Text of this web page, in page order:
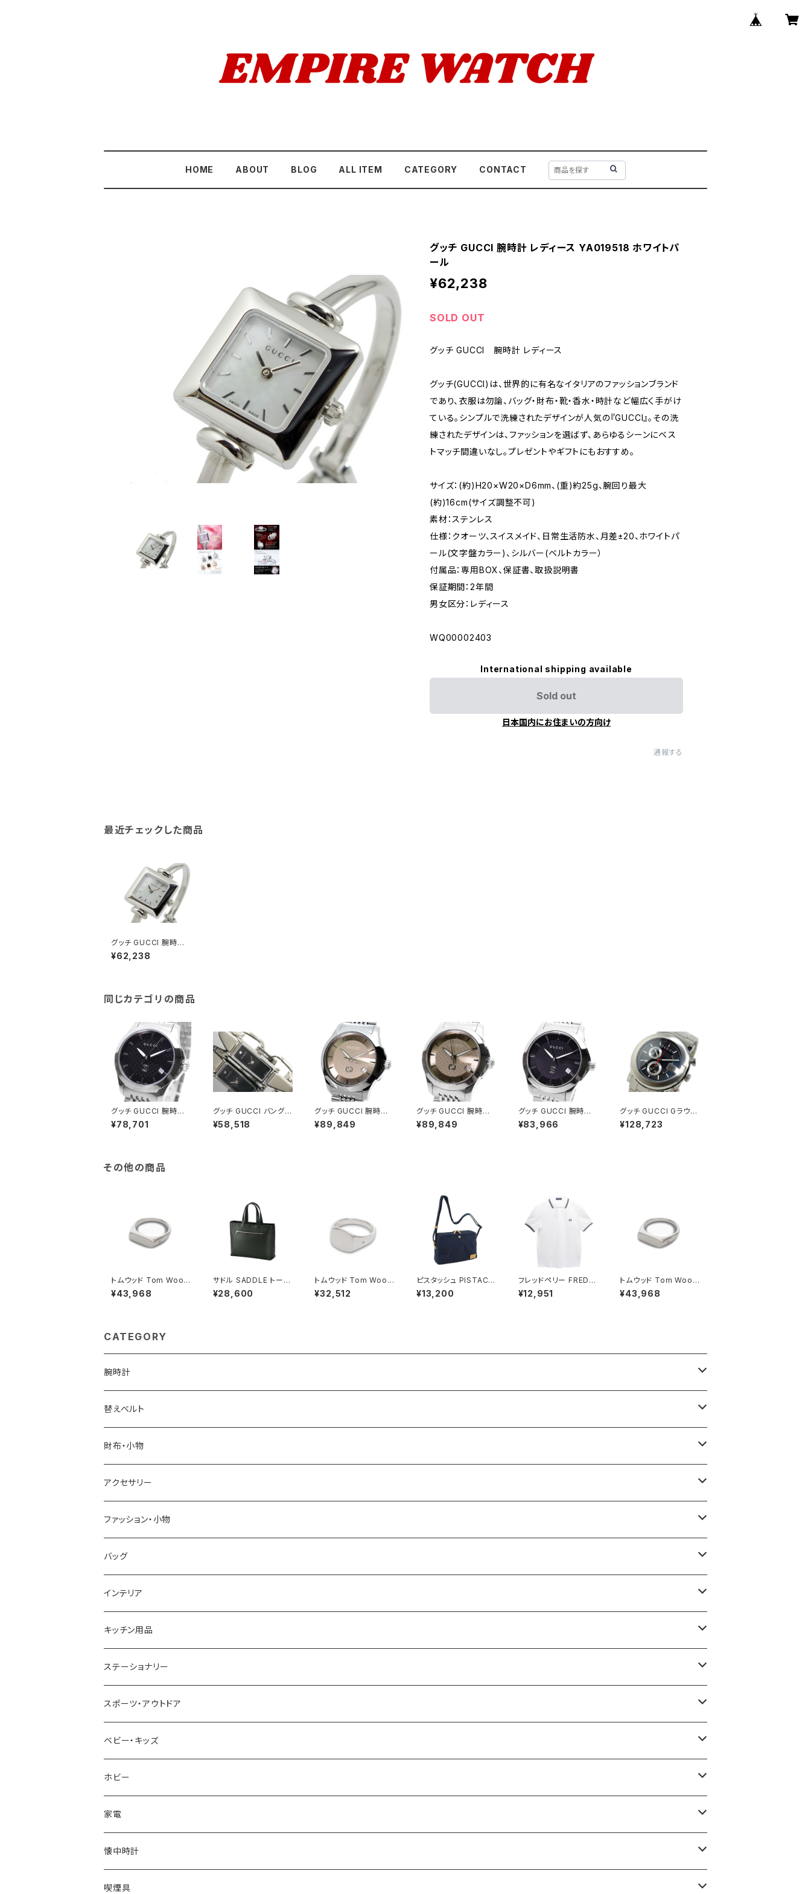
HOME ABOUT BLOG ALL ITEM CATEGORY CONTACT
グッチ GUCCI 腕時計 レディース YA019518 ホワイトパ
ール
¥62,238
SOLD OUT
グッチ GUCCI 腕時計 レディース
グッチ(GUCCI)は、世界的に有名なイタリアのファッションブランド
であり、衣服は勿論、バッグ・財布・靴・香水・時計など幅広く手がけ
ている。シンプルで洗練されたデザインが人気の『GUCCI』。その洗
練されたデザインは、ファッションを選ばず、あらゆるシーンにベス
トマッチ間違いなし。プレゼントやギフトにもおすすめ。
サイズ：(約)H20×W20×D6mm、(重)約25g、腕回り最大
(約)16cm(サイズ調整不可)
素材：ステンレス
仕様：クオーツ、スイスメイド、日常生活防水、月差±20、ホワイトパ
ール(文字盤カラー)、シルバー(ベルトカラー）
付属品：専用BOX、保証書、取扱説明書
保証期間：2年間
男女区分：レディース
WQ00002403
International shipping available
Sold out
日本国内にお住まいの方向け
通報する
最近チェックした商品
グッチ GUCCI 腕時計
レディース YA019518
ホワイトパール
¥62,238
同じカテゴリの商品
グッチ GUCCI 腕時計
レディース YA126500
6 クォーツ ブラック シ
¥78,701
グッチ GUCCI バングル
ダイヤ レディース 腕時
計 YA015555
¥58,518
グッチ GUCCI 腕時計
メンズ YA1264107 ク
ォーツ シャンパンゴール
¥89,849
グッチ GUCCI 腕時計
レディース YA126500
7 クォーツ シャンパンゴ
¥89,849
グッチ GUCCI 腕時計
メンズ YA1264106 ク
ォーツ ブラック シルバ
¥83,966
グッチ GUCCI Gラウン
ド G-ROUND メンズ
腕時計 YA101309 ブラ
¥128,723
その他の商品
トムウッド Tom Wood
Knut Ring リング 100
572-48 シルバー
¥43,968
サドル SADDLE トート
バッグ ミニトート 牛革
本革 日本製 姫路産 自
¥28,600
トムウッド Tom Wood
Mini Cushion リング 1
00771-50 シルバー
¥32,512
ピスタッシュ PISTACH
E KONBU ミニショルダ
ーバッグ 撥水 軽量 A5
¥13,200
フレッドペリー FRED P
ERRY The Fred Perr
y Shirt M3600 ポロ
¥12,951
トムウッド Tom Wood
Knut Ring リング 100
572-50 シルバー
¥43,968
CATEGORY
腕時計
ELGIN
SALVATORE MARRA
CASIO
GRANDEUR
COGU
GAGA MILANO
CACTUS
TIMEX
NIXON
AVALANCHE
ORIENT
ZEPPELIN
SKAGEN
FOOTBALL WATCHES
替えベルト
COACH
DANIEL WELLINGTON
LACOSTE
DIESEL
MICHAEL KORS
NO BRAND
財布・小物
SONNE
DUCT
TRANSNUMBER
SAAMA HOMME
ARNOLD PALMER
MICHAEL KORS
DIESEL
ALV
Merge
ETTINGER
COACH
BVLGARI
アクセサリー
GUCCI
TIFFANY&CO
FOLLI FOLLIE
POLICE
PAUL HEWITT
22designstudio
BOTTEGA VENETA
EMPORIO ARMANI
CALVIN KLEIN
DANIEL WELLINGTON
SWAROVSKI
ファッション・小物
DAKS
栃木レザー
NIKE
DUNHILL
NEWYORKER
OROBIANCO
Ellese
COLEMAN
MONTBLANC
Fashion Accessory Cllection
バッグ
MANHATTAN PORTAGE
United HOMME
RODANIA
BEAMZSQUARE
BLAZER CLUB
ANDY HAWARD
G GUSTO
GULLWING
LESPORTSAC
インテリア
CRYSTOCRAFT
SEIKO
CITIZEN
BRAUN
RHYTHM
BLOSSOM
MONDAINE
MAWA
キッチン用品
I'mD
Helios
VALENTINO VISCANI
ステーショナリー
LAMY
WATERMAN
PARKER
PELIKAN
CROSS
MONTBLANC
スポーツ・アウトドア
Trangia
Barebones
FEUERHAND
CASIO
ベビー・キッズ
ふわりぃ
ERGO BABY
ホビー
その他
AMOS
OMMIX
家電
CREATE
TORAY
懐中時計
MONDAINE
喫煙具